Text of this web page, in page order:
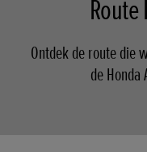
Ontdek de route die
de Honda